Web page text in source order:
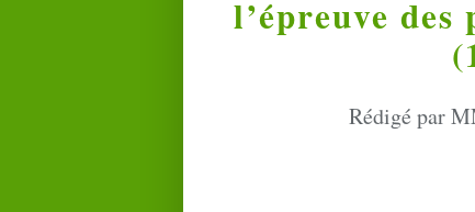
l’épreuve
Rédigé par